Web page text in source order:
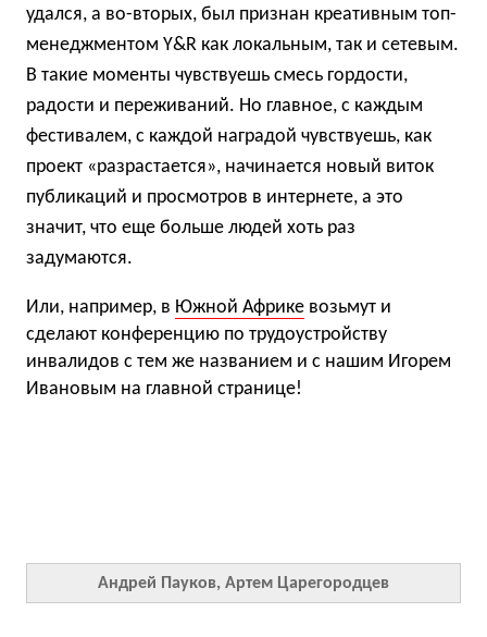
удался, а во-вторых, был признан креативным топ-
менеджментом Y&R как локальным, так и сетевым.
В такие моменты чувствуешь смесь гордости,
радости и переживаний. Но главное, с каждым
фестивалем, с каждой наградой чувствуешь, как
проект «разрастается», начинается новый виток
публикаций и просмотров в интернете, а это
значит, что еще больше людей хоть раз
задумаются.
Или, например, в Южной Африке возьмут и
сделают конференцию по трудоустройству
инвалидов с тем же названием и с нашим Игорем
Ивановым на главной странице!
Андрей Пауков, Артем Царегородцев